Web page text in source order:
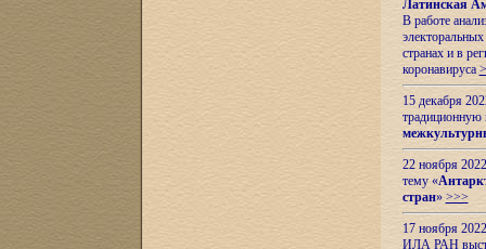
Латинская
В работе
странах и в
коронавируса
15 декабря
22 ноября
тему «
стран» >>>
17 ноября
ИЛА РАН